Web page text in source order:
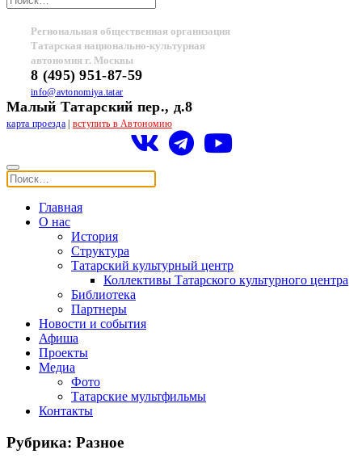
Региональная общественная организация
Татарская национально-культурная
автономия г. Москвы
8 (495) 951-87-59
info@avtonomiya.tatar
Малый Татарский пер., д.8
карта проезда| вступить в Автономию
Главная
О нас
История
Структура
Татарский культурный центр
Коллективы Татарского культурного центра
Библиотека
Партнеры
Новости и события
Афиша
Проекты
Медиа
Фото
Татарские мультфильмы
Контакты
Рубрика: Разное